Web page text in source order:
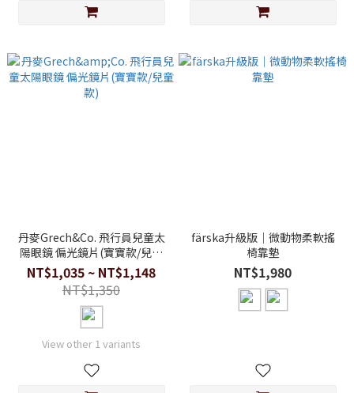
丹麥Grech&Co. 飛行員兒童太
陽眼鏡 偏光鏡片(寶寶款/兒童
NT$1,035 ~ NT$1,148
NT$1,350
View other 1 variants
färska升級版｜微動物柔軟搖
椅靠墊
NT$1,980